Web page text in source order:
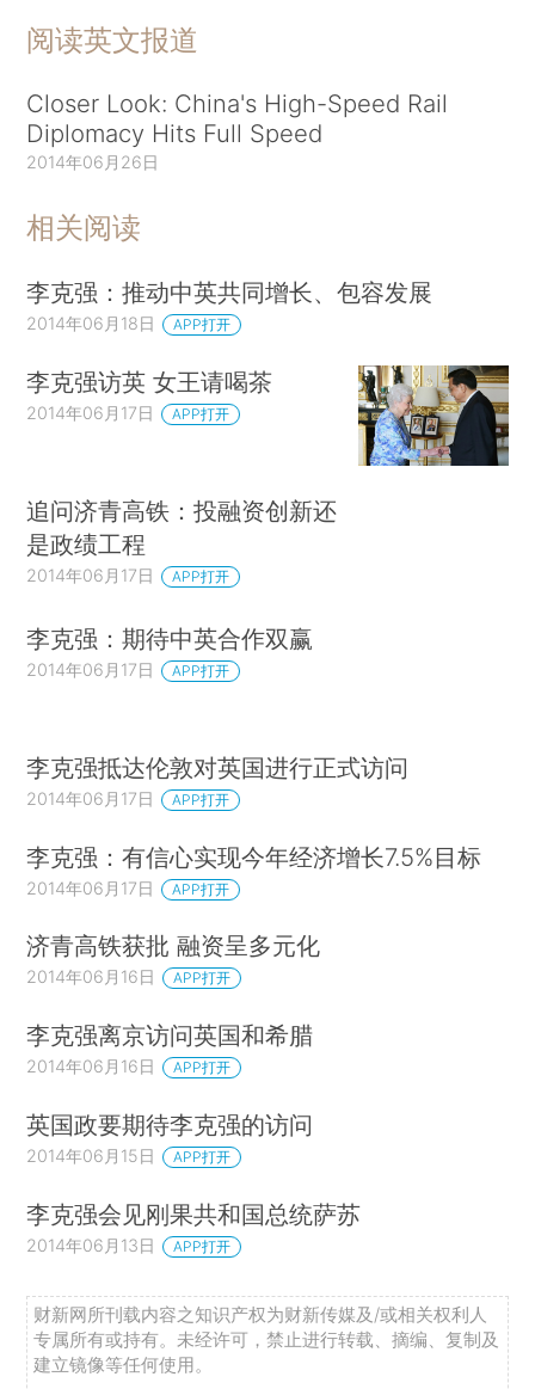
阅读英文报道
Closer Look: China's High-Speed Rail
Diplomacy Hits Full Speed
2014年06月26日
相关阅读
李克强：推动中英共同增长、包容发展
2014年06月18日 APP打开
李克强访英 女王请喝茶
2014年06月17日 APP打开
追问济青高铁：投融资创新还
是政绩工程
2014年06月17日 APP打开
李克强：期待中英合作双赢
2014年06月17日 APP打开
李克强抵达伦敦对英国进行正式访问
2014年06月17日 APP打开
李克强：有信心实现今年经济增长7.5%目标
2014年06月17日 APP打开
济青高铁获批 融资呈多元化
2014年06月16日 APP打开
李克强离京访问英国和希腊
2014年06月16日 APP打开
英国政要期待李克强的访问
2014年06月15日 APP打开
李克强会见刚果共和国总统萨苏
2014年06月13日 APP打开
财新网所刊载内容之知识产权为财新传媒及/或相关权利人
专属所有或持有。未经许可，禁止进行转载、摘编、复制及
建立镜像等任何使用。